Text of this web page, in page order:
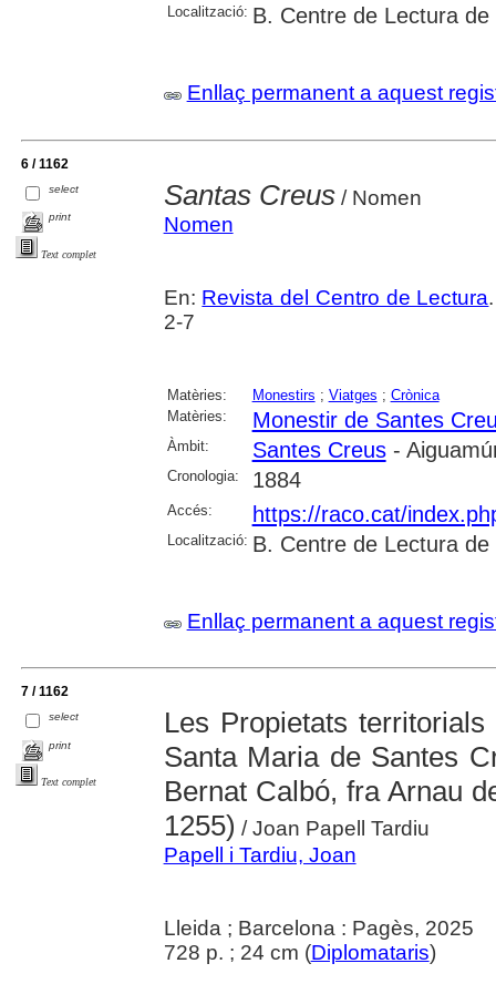
Localització: B. Centre de Lectura de
Enllaç permanent a aquest
6 / 1162
select
print
Text complet
Santas Creus/ Nomen
Nomen
En: Revista del Centro de Lectura
2-7
Matèries: Monestirs ; Viatges ; Crònica
Matèries:
Monestir de Santes
Àmbit: Santes Creus-
Cronologia: 1884
Accés: https://raco.cat/
Localització: B. Centre de Lectura de
Enllaç permanent a aquest
7 / 1162
select
print
Text complet
Les Propietats
Santa Maria de Santes
Bernat Calbó, fra Arnau
1255) / Joan Papell Tardiu
Papell i Tardiu, Joan
Lleida ; Barcelona : Pagès, 2025
728 p. ; 24 cm (Diplomataris)